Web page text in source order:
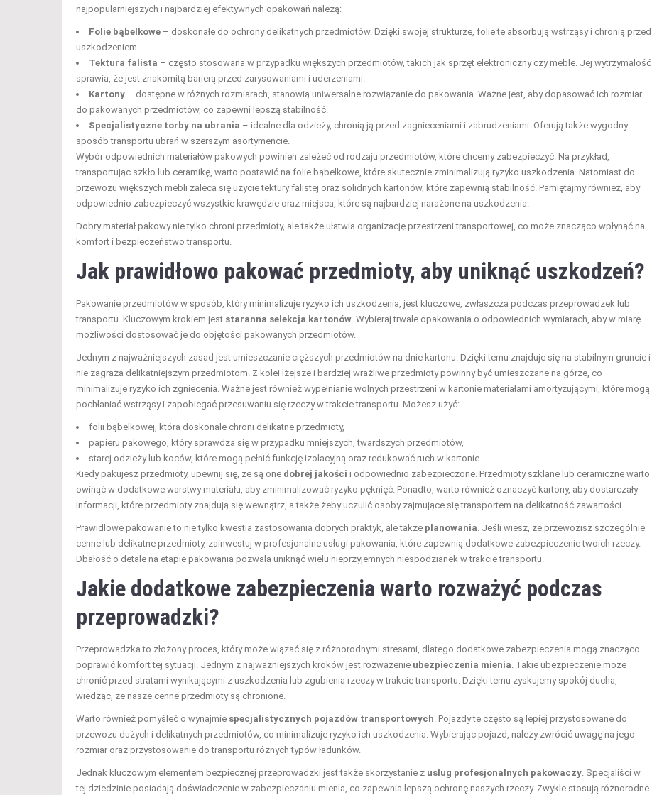
najpopularniejszych i najbardziej efektywnych opakowań należą:
Folie bąbelkowe – doskonałe do ochrony delikatnych przedmiotów. Dzięki swojej strukturze, folie te absorbują wstrząsy i chronią przed
uszkodzeniem.
Tektura falista – często stosowana w przypadku większych przedmiotów, takich jak sprzęt elektroniczny czy meble. Jej wytrzymałość
sprawia, że jest znakomitą barierą przed zarysowaniami i uderzeniami.
Kartony – dostępne w różnych rozmiarach, stanowią uniwersalne rozwiązanie do pakowania. Ważne jest, aby dopasować ich rozmiar
do pakowanych przedmiotów, co zapewni lepszą stabilność.
Specjalistyczne torby na ubrania – idealne dla odzieży, chronią ją przed zagnieceniami i zabrudzeniami. Oferują także wygodny
sposób transportu ubrań w szerszym asortymencie.
Wybór odpowiednich materiałów pakowych powinien zależeć od rodzaju przedmiotów, które chcemy zabezpieczyć. Na przykład,
transportując szkło lub ceramikę, warto postawić na folie bąbelkowe, które skutecznie zminimalizują ryzyko uszkodzenia. Natomiast do
przewozu większych mebli zaleca się użycie tektury falistej oraz solidnych kartonów, które zapewnią stabilność. Pamiętajmy również, aby
odpowiednio zabezpieczyć wszystkie krawędzie oraz miejsca, które są najbardziej narażone na uszkodzenia.
Dobry materiał pakowy nie tylko chroni przedmioty, ale także ułatwia organizację przestrzeni transportowej, co może znacząco wpłynąć na
komfort i bezpieczeństwo transportu.
Jak prawidłowo pakować przedmioty, aby uniknąć uszkodzeń?
Pakowanie przedmiotów w sposób, który minimalizuje ryzyko ich uszkodzenia, jest kluczowe, zwłaszcza podczas przeprowadzek lub
transportu. Kluczowym krokiem jest staranna selekcja kartonów. Wybieraj trwałe opakowania o odpowiednich wymiarach, aby w miarę
możliwości dostosować je do objętości pakowanych przedmiotów.
Jednym z najważniejszych zasad jest umieszczanie cięższych przedmiotów na dnie kartonu. Dzięki temu znajduje się na stabilnym gruncie i
nie zagraża delikatniejszym przedmiotom. Z kolei lżejsze i bardziej wrażliwe przedmioty powinny być umieszczane na górze, co
minimalizuje ryzyko ich zgniecenia. Ważne jest również wypełnianie wolnych przestrzeni w kartonie materiałami amortyzującymi, które mogą
pochłaniać wstrząsy i zapobiegać przesuwaniu się rzeczy w trakcie transportu. Możesz użyć:
folii bąbelkowej, która doskonale chroni delikatne przedmioty,
papieru pakowego, który sprawdza się w przypadku mniejszych, twardszych przedmiotów,
starej odzieży lub koców, które mogą pełnić funkcję izolacyjną oraz redukować ruch w kartonie.
Kiedy pakujesz przedmioty, upewnij się, że są one dobrej jakości i odpowiednio zabezpieczone. Przedmioty szklane lub ceramiczne warto
owinąć w dodatkowe warstwy materiału, aby zminimalizować ryzyko pęknięć. Ponadto, warto również oznaczyć kartony, aby dostarczały
informacji, które przedmioty znajdują się wewnątrz, a także żeby uczulić osoby zajmujące się transportem na delikatność zawartości.
Prawidłowe pakowanie to nie tylko kwestia zastosowania dobrych praktyk, ale także planowania. Jeśli wiesz, że przewozisz szczególnie
cenne lub delikatne przedmioty, zainwestuj w profesjonalne usługi pakowania, które zapewnią dodatkowe zabezpieczenie twoich rzeczy.
Dbałość o detale na etapie pakowania pozwala uniknąć wielu nieprzyjemnych niespodzianek w trakcie transportu.
Jakie dodatkowe zabezpieczenia warto rozważyć podczas
przeprowadzki?
Przeprowadzka to złożony proces, który może wiązać się z różnorodnymi stresami, dlatego dodatkowe zabezpieczenia mogą znacząco
poprawić komfort tej sytuacji. Jednym z najważniejszych kroków jest rozważenie ubezpieczenia mienia. Takie ubezpieczenie może
chronić przed stratami wynikającymi z uszkodzenia lub zgubienia rzeczy w trakcie transportu. Dzięki temu zyskujemy spokój ducha,
wiedząc, że nasze cenne przedmioty są chronione.
Warto również pomyśleć o wynajmie specjalistycznych pojazdów transportowych. Pojazdy te często są lepiej przystosowane do
przewozu dużych i delikatnych przedmiotów, co minimalizuje ryzyko ich uszkodzenia. Wybierając pojazd, należy zwrócić uwagę na jego
rozmiar oraz przystosowanie do transportu różnych typów ładunków.
Jednak kluczowym elementem bezpiecznej przeprowadzki jest także skorzystanie z usług profesjonalnych pakowaczy. Specjaliści w
tej dziedzinie posiadają doświadczenie w zabezpieczaniu mienia, co zapewnia lepszą ochronę naszych rzeczy. Zwykle stosują różnorodne